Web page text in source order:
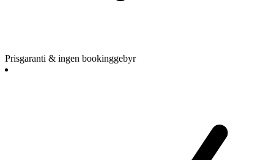
Prisgaranti & ingen bookinggebyr